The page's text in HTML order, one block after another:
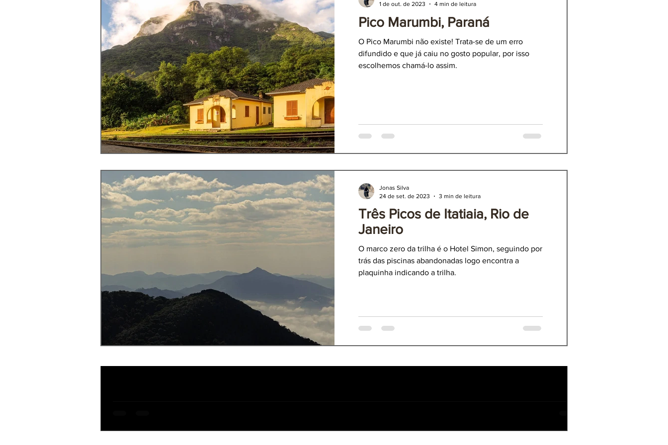
Parque Nacional de Itatiaia
Jonas Silva
1 de out. de 2023
6 min de leitura
Pico Marumbi, Paraná Três Picos de Itatiaia, Rio de Janeiro
Pico Marumbi, Paraná
O Pico Marumbi não existe! Trata-se de um erro
difundido e que já caiu no gosto popular, por isso
escolhemos chamá-lo assim.
1 de out. de 2023
4 min de leitura
Três Picos de Itatiaia, Rio de
Janeiro
O marco zero da trilha é o Hotel Simon, seguindo por
trás das piscinas abandonadas logo encontra a
plaquinha indicando a trilha.
Jonas Silva
24 de set. de 2023
3 min de leitura